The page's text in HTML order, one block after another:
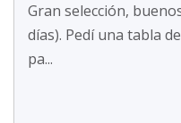
Gran selección,
días). Pedí una tabla
pa...